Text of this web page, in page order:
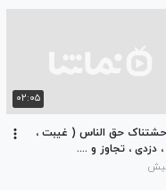
۰۲:۰۵
حق الناس ( غیبت ،
دزدی ، تجاوز و ....